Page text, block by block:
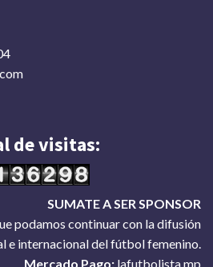
de visitas:
SUMATE A SER SPONSOR
podamos continuar con la difusión
e internacional del fútbol femenino.
Mercado Pago: lafutbolista.mp